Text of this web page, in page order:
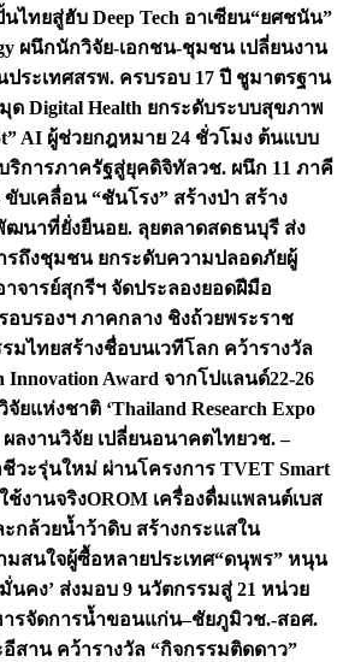
ไทยสู่ฮับ Deep Tech อาเซียน“ยศชนัน”
ผนึกนักวิจัย-เอกชน-ชุมชน เปลี่ยนงาน
ประเทศสรพ. ครบรอบ 17 ปี ชูมาตรฐาน
ด Digital Health ยกระดับระบบสุขภาพ
AI ผู้ช่วยกฎหมาย 24 ชั่วโมง ต้นแบบ
ริการภาครัฐสู่ยุคดิจิทัลวช. ผนึก 11 ภาคี
ขับเคลื่อน “ชันโรง” สร้างป่า สร้าง
ฒนาที่ยั่งยืนอย. ลุยตลาดสดธนบุรี ส่ง
รถึงชุมชน ยกระดับความปลอดภัยผู้
จารย์สุกรีฯ จัดประลองยอดฝีมือ
อบรองฯ ภาคกลาง ชิงถ้วยพระราช
มไทยสร้างชื่อบนเวทีโลก คว้ารางวัล
Innovation Award จากโปแลนด์22-26
ยแห่งชาติ ‘Thailand Research Expo
ผลงานวิจัย เปลี่ยนอนาคตไทยวช. –
วะรุ่นใหม่ ผ่านโครงการ TVET Smart
ช้งานจริงOROM เครื่องดื่มแพลนต์เบส
กล้วยน้ำว้าดิบ สร้างกระแสใน
มสนใจผู้ซื้อหลายประเทศ“ดนุพร” หนุน
นคง’ ส่งมอบ 9 นวัตกรรมสู่ 21 หน่วย
ารจัดการน้ำขอนแก่น–ชัยภูมิวช.-สอศ.
สาน คว้ารางวัล “กิจกรรมติดดาว”